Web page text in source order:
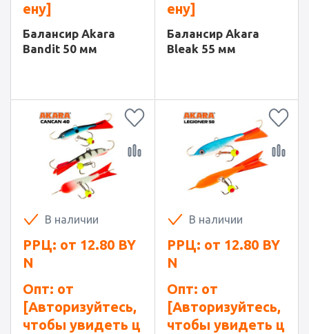
ену]
Балансир Akara
Bandit 50 мм
ену]
Балансир Akara
Bleak 55 мм
В наличии
РРЦ: от 12.80 BY
N
Опт: от
[Авторизуйтесь,
чтобы увидеть ц
В наличии
РРЦ: от 12.80 BY
N
Опт: от
[Авторизуйтесь,
чтобы увидеть ц